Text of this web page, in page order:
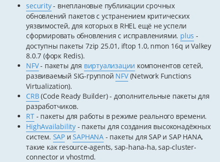
security- внеплановые публикации срочных
обновлений пакетов с устранением критических
уязвимостей, для которых в RHEL ещё не успели
сформировать обновления с исправлениями. plus -
доступны пакеты 7zip 25.01, iftop 1.0, nmon 16q и Valkey
8.0.7 (форк Redis).
NFV- пакеты для виртуализации компонентов сетей,
развиваемый SIG-группой NFV(Network Functions
Virtualization).
CRB(Code Ready Builder) - дополнительные пакеты для
разработчиков.
RT- пакеты для работы в режиме реального времени.
HighAvailability - пакеты для создания высоконадёжных
систем. SAP иSAPHANA - пакеты для SAP и SAP HANA,
такие как resource-agents, sap-hana-ha, sap-cluster-
connector и vhostmd.